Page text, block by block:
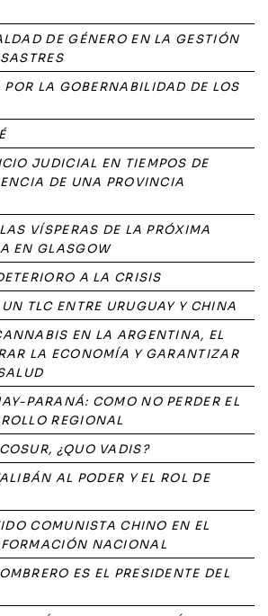
DE GÉNERO EN LA GESTIÓN
LA GOBERNABILIDAD DE LOS
JUDICIAL EN TIEMPOS DE
DE UNA PROVINCIA
VÍSPERAS DE LA PRÓXIMA
EN GLASGOW
A LA CRISIS
TLC ENTRE URUGUAY Y CHINA
EN LA ARGENTINA, EL
LA ECONOMÍA Y GARANTIZAR
PARANÁ: COMO NO PERDER EL
REGIONAL
¿QUO VADIS?
AL PODER Y EL ROL DE
COMUNISTA CHINO EN EL
NACIONAL
ES EL PRESIDENTE DEL